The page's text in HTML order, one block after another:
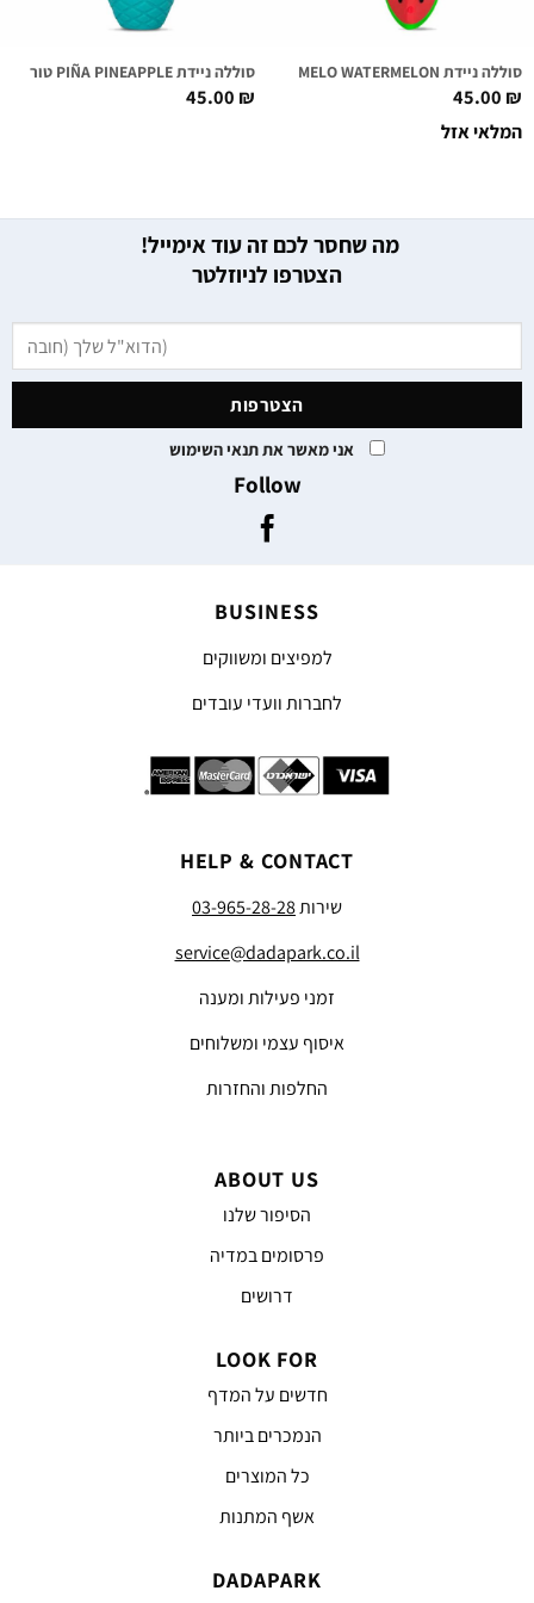
סוללה ניידת MELO WATERMELON
45.00₪
המלאי אזל
סוללה ניידת PIÑA PINEAPPLE טורקיז
45.00₪
מה שחסר לכם זה עוד אימייל!
הצטרפו לניוזלטר
אני מאשר את תנאי השימוש
Follow
BUSINESS
למפיצים ומשווקים
לחברות וועדי עובדים
HELP & CONTACT
שירות03-965-28-28
service@dadapark.co.il
זמני פעילות ומענה
איסוף עצמי ומשלוחים
החלפות והחזרות
ABOUT US
הסיפור שלנו
פרסומים במדיה
דרושים
LOOK FOR
חדשים על המדף
הנמכרים ביותר
כל המוצרים
אשף המתנות
DADAPARK